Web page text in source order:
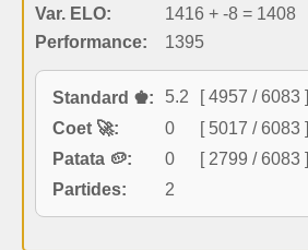
Var. ELO:
1416 + -8 = 1408
Performance:
1395
Standard ♚: 5.2
[ 4957 / 6083 ]
Coet 🚀:
0
[ 5017 / 6083 ]
Patata 🥔:
0
[ 2799 / 6083 ]
Partides:
2